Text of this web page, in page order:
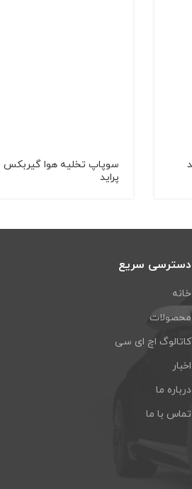
سوپاپ تخلیه هوا گیربکس
پراید
دسترسی سریع
خانه
محصولات
کاتالوگ اچ ای سی
اخبار
درباره ما
تماس با ما